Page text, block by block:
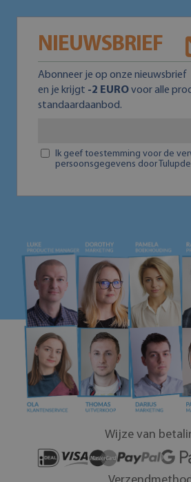
NIEUWSBRIEF
Abonneer je op onze nieuwsbrief
en je krijgt -2 EUROvoor alle
standaardaanbod.
Ik geef toestemming voor de
persoonsgegevens door
Wijze van